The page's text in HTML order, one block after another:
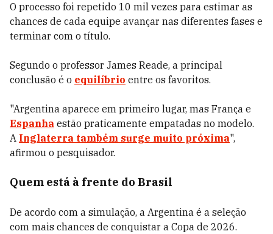
O processo foi repetido 10 mil vezes para estimar as
chances de cada equipe avançar nas diferentes fases e
terminar com o título.
Segundo o professor James Reade, a principal
conclusão é o equilíbrio entre os favoritos.
"Argentina aparece em primeiro lugar, mas França e
Espanha estão praticamente empatadas no modelo.
A Inglaterra também surge muito próxima",
afirmou o pesquisador.
Quem está à frente do Brasil
De acordo com a simulação, a Argentina é a seleção
com mais chances de conquistar a Copa de 2026.